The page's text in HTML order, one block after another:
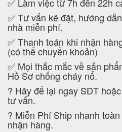
✅ Làm việc từ 7h đến 22h
✅ Tư vấn kê đặt, hướng
nhà miễn phí.
✅ Thanh toán khi nhận
(có thể chuyển khoản)
✅ Mọi thắc mắc về sản
Hồ Sơ chống cháy nổ.
? Hãy để lại ngay SĐT
tư vấn.
? Miễn Phí Ship nhanh
nhận hàng.